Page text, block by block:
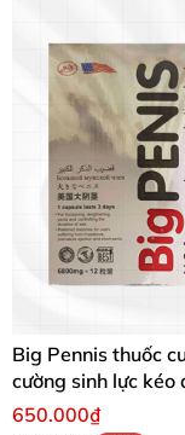
và sức khỏe
nhận ưu đãi hấp
Big Pennis thuốc
cường sinh lực kéo
650.000₫